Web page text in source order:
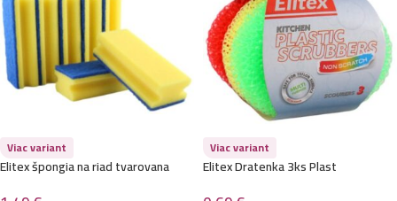
Viac variant
Elitex špongia na riad tvarovana
Viac variant
Elitex Dratenka 3ks Plast